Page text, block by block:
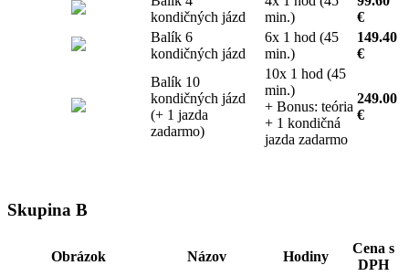
kondičných jázd
min.)
€
Balík 6
kondičných jázd
6x 1 hod (45
min.)
149.40
€
Balík 10
kondičných jázd
(+ 1 jazda
zadarmo)
10x 1 hod (45
min.)
+ Bonus: teória
+ 1 kondičná
jazda zadarmo
249.00
€
Skupina B
Obrázok Názov Hodiny
Cena s
DPH